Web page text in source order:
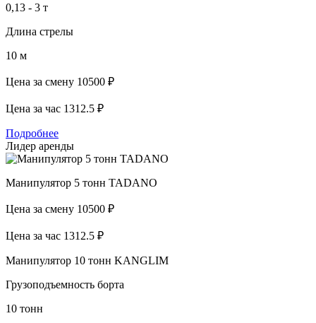
0,13 - 3 т
Длина стрелы
10 м
Цена за смену 10500 ₽
Цена за час 1312.5 ₽
Подробнее
Лидер аренды
Манипулятор 5 тонн TADANO
Цена за смену 10500 ₽
Цена за час 1312.5 ₽
Манипулятор 10 тонн KANGLIM
Грузоподъемность борта
10 тонн